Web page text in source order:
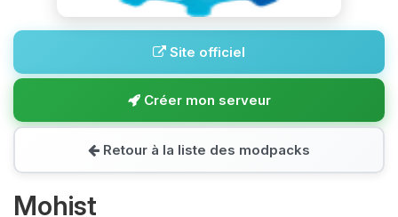
Site officiel
Créer mon serveur
Retour à la liste des modpacks
Mohist